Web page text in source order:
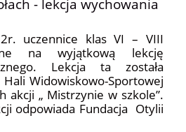
- lekcja wychowania
uczennice klas VI – VIII
na wyjątkową lekcję
Lekcja ta została
Widowiskowo-Sportowej
akcji „ Mistrzynie w szkole”.
odpowiada Fundacja Otylii